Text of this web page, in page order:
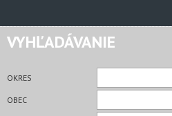
VYHĽADÁVANIE
OKRES
OBEC